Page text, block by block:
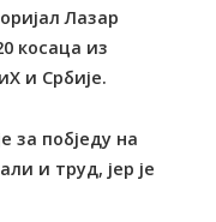
Лазар
косаца из
и Србије.
за побједу на
и труд, јер је